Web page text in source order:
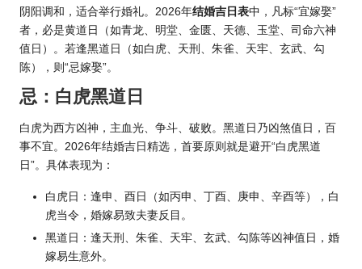
阴阳调和，适合举行婚礼。2026年结婚吉日表中，凡标“宜嫁娶”
者，必是黄道日（如青龙、明堂、金匮、天德、玉堂、司命六神
值日）。若逢黑道日（如白虎、天刑、朱雀、天牢、玄武、勾
陈），则“忌嫁娶”。
忌：白虎黑道日
白虎为西方凶神，主血光、争斗、破败。黑道日乃凶煞值日，百
事不宜。2026年结婚吉日精选，首要原则就是避开“白虎黑道
日”。具体表现为：
白虎日：逢申、酉日（如丙申、丁酉、庚申、辛酉等），白
虎当令，婚嫁易致夫妻反目。
黑道日：逢天刑、朱雀、天牢、玄武、勾陈等凶神值日，婚
嫁易生意外。